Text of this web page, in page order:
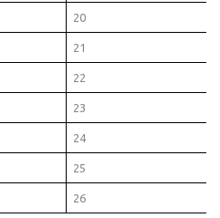
20
21
22
23
24
25
26